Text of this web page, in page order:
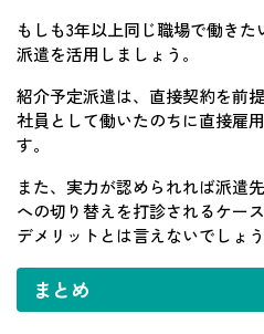
もしも3年以上同じ職場で働き
派遣を活用しましょう。
紹介予定派遣は、直接契約を前
社員として働いたのちに直接雇
す。
また、実力が認められれば派遣
への切り替えを打診されるケー
デメリットとは言えないでしょう
まとめ